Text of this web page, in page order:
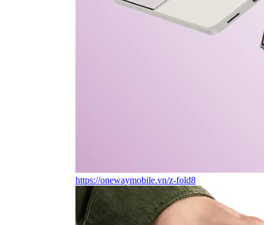
https://onewaymobile.vn/z-fold8